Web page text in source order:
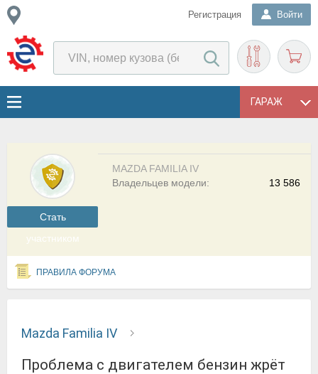
Регистрация Войти
ГАРАЖ
Cтать
участником
MAZDA FAMILIA IV
13 586
Владельцев модели:
ПРАВИЛА ФОРУМА
Mazda Familia IV
проблема с двигателем бензин жрёт